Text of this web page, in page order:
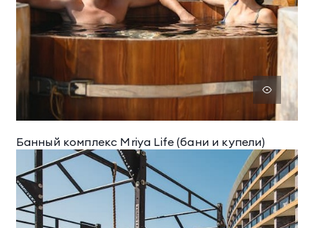
Банный комплекс Mriya Life (бани и купели)